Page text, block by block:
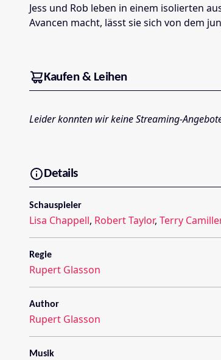
Jess und Rob leben in einem isolierten
Avancen macht, lässt sie sich von dem
Kaufen & Leihen
Leider konnten wir keine Streaming-
Details
Schauspieler
Lisa Chappell, Robert Taylor, Terry
Regie
Rupert Glasson
Author
Rupert Glasson
Musik